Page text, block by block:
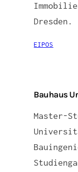
Dresden.
EIPOS
Bauhaus
Master-